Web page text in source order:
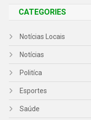
CATEGORIES
Notícias Locais
Notícias
Politíca
Esportes
Saúde